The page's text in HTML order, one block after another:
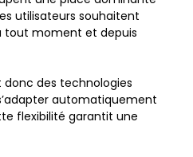
utilisateurs souhaitent
tout moment et depuis
des technologies
automatiquement
flexibilité garantit une